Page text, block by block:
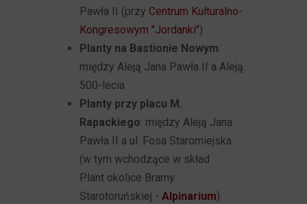
Pawła II (przy Centrum Kulturalno-
Kongresowym "Jordanki")
Planty na Bastionie Nowym:
między Aleją Jana Pawła II a Aleją
500-lecia
Planty przy placu M.
Rapackiego: między Aleją Jana
Pawła II a ul. Fosa Staromiejska
(w tym wchodzące w skład
Plant okolice Bramy
Starotoruńskiej -Alpinarium)